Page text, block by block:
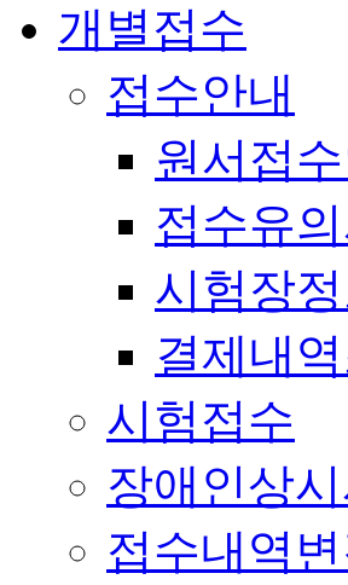
개별접수
접수안내
원서접
접수유
시험장
결제내
시험접수
장애인상
접수내역변